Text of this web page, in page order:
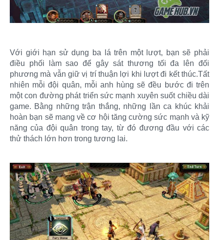
Với giới hạn sử dụng ba lá trên một lượt, bạn sẽ phải
điều phối làm sao để gây sát thương tối đa lên đối
phương mà vẫn giữ vị trí thuận lợi khi lượt đi kết thúc.Tất
nhiên mỗi đội quân, mỗi anh hùng sẽ đều bước đi trên
một con đường phát triển sức mạnh xuyên suốt chiều dài
game. Bằng những trận thắng, những lần ca khúc khải
hoàn bạn sẽ mang về cơ hội tăng cường sức mạnh và kỹ
năng của đội quân trong tay, từ đó đương đầu với các
thử thách lớn hơn trong tương lai.